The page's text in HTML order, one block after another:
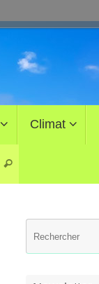
Climat
Rechercher